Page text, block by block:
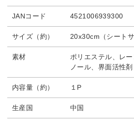
JANコード 4521006939300
サイズ（約） 20x30cm（シート
素材
ポリエステル、レ
ノール、界面活性剤
内容量（約） １P
生産国 中国